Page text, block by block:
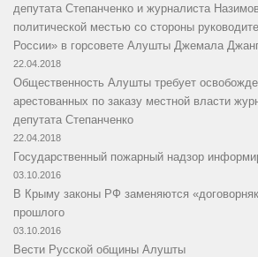
депутата Степанченко и журналиста
политической местью со стороны
России» в горсовете Алушты Джемала
22.04.2018
Общественность Алушты требует
арестованных по заказу местной власти
депутата Степанченко
22.04.2018
Государственный пожарный надзор
03.10.2016
В Крыму законы РФ заменяются
прошлого
03.10.2016
Вести Русской общины Алушты